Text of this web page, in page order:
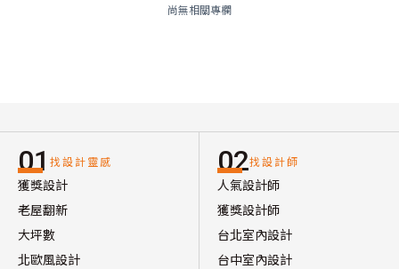
尚無相關專欄
01 找設計靈感
獲獎設計
老屋翻新
大坪數
北歐風設計
02找設計師
人氣設計師
獲獎設計師
台北室內設計
台中室內設計